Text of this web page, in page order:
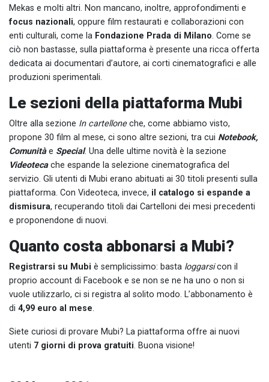
Mekas e molti altri. Non mancano, inoltre, approfondimenti e
focus nazionali, oppure film restaurati e collaborazioni con
enti culturali, come la Fondazione Prada di Milano. Come se
ciò non bastasse, sulla piattaforma è presente una ricca offerta
dedicata ai documentari d’autore, ai corti cinematografici e alle
produzioni sperimentali.
Le sezioni della piattaforma Mubi
Oltre alla sezione In cartelloneche, come abbiamo visto,
propone 30 film al mese, ci sono altre sezioni, tra cui Notebook,
Comunitàe Special. Una delle ultime novità è la sezione
Videotecache espande la selezione cinematografica del
servizio. Gli utenti di Mubi erano abituati ai 30 titoli presenti sulla
piattaforma. Con Videoteca, invece, il catalogo si espande a
dismisura, recuperando titoli dai Cartelloni dei mesi precedenti
e proponendone di nuovi.
Quanto costa abbonarsi a Mubi?
Registrarsi su Mubi è semplicissimo: basta loggarsicon il
proprio account di Facebook e se non se ne ha uno o non si
vuole utilizzarlo, ci si registra al solito modo. L’abbonamento è
di 4,99 euro al mese.
Siete curiosi di provare Mubi? La piattaforma offre ai nuovi
utenti 7 giorni di prova gratuiti. Buona visione!